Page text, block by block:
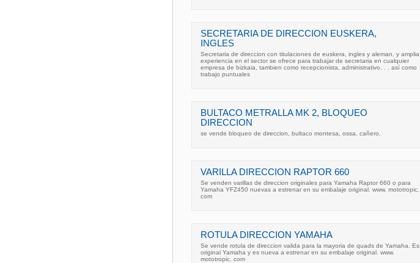
SECRETARIA DE DIRECCION EUSKERA,
INGLES
Secretaria de direccion con titulaciones de euskera, ingles y aleman, y amplia
experiencia en el sector se ofrece para trabajar de secretaria en cualquier
empresa de bizkaia, tambien como recepcionista, administrativo. . . así como
trabajo puntuales
BULTACO METRALLA MK 2, BLOQUEO
DIRECCION
se vende bloqueo de direccion, bultaco montesa, ossa. cañero.
VARILLA DIRECCION RAPTOR 660
Se venden varillas de direccion originales para Yamaha Raptor 660 o para
Yamaha YFZ450 nuevas a estrenar en su embalaje original. www. mototropic.
com
ROTULA DIRECCION YAMAHA
Se vende rotula de direccion valida para la mayoria de quads de Yamaha. Es
original Yamaha y es nueva a estrenar en su embalaje original. www.
mototropic. com